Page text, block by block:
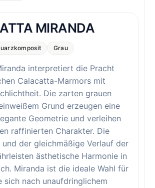
MIRANDA
Grau
interpretiert die Pracht
Calacatta-Marmors mit
Die zarten grauen
Grund erzeugen eine
Geometrie und verleihen
raffinierten Charakter. Die
der gleichmäßige Verlauf der
ästhetische Harmonie in
Miranda ist die ideale Wahl für
sich nach unaufdringlichem